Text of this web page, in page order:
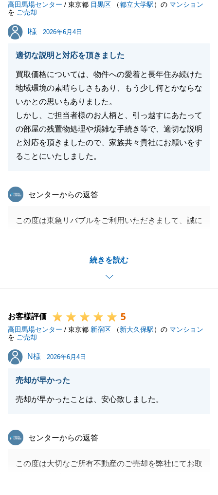
高田馬場センター / 東京都 目黒区 （都立大学駅）の マンション
を ご売却
I様
I様 2026年6月4日
適切な説明と対応を頂きました
買取価格については、物件への愛着と長年住み続けた
地域環境の素晴らしさもあり、もう少し何とかならな
いかとの思いもありました。
しかし、ご担当者様のお人柄と、引っ越すにあたって
の部屋の残置物処理や煩雑な手続き等で、適切な説明
と対応を頂きましたので、家族共々貴社にお願いをす
ることにいたしました。
続きを読む
東急リバブル
センターからの返答
この度は東急リバブルをご利用いただきまして、誠に
ご相談をいただいてからお引渡しに至るまで、お引越
しのご準備や残置物の整理、必要書類のご用意など、
多くのご負担をおかけしたことと存じますが、無事に
す。
今後も何かお困り事などがございましたら、どうぞお
気軽にお声がけください。
今後とも東急リバブルをご愛顧賜りますよう、よろし
お客様評価 5
高田馬場センター / 東京都 新宿区 （新大久保駅）の マンション
を ご売却
N様
N様 2026年6月4日
売却が早かった
売却が早かったことは、安心致しました。
東急リバブル
センターからの返答
この度は大切なご所有不動産のご売却を弊社にてお取